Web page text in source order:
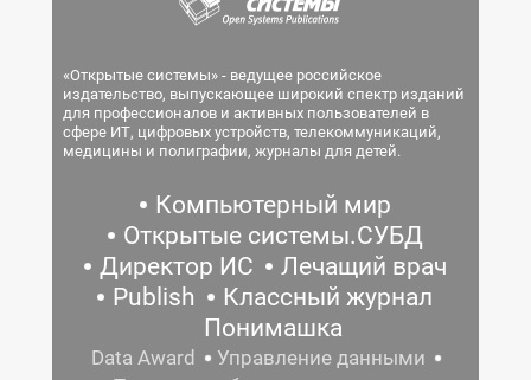
«Открытые системы» - ведущее российское
издательство, выпускающее широкий спектр изданий
для профессионалов и активных пользователей в
сфере ИТ, цифровых устройств, телекоммуникаций,
медицины и полиграфии, журналы для детей.
Компьютерный мир
Открытые системы.СУБД
Директор ИС
Лечащий врач
Publish
Классный журнал
Понимашка
Data Award
Управление данными